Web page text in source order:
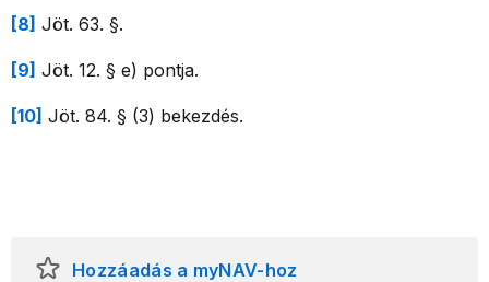
[8] Jöt. 63. §.
[9] Jöt. 12. § e) pontja.
[10] Jöt. 84. § (3) bekezdés.
Hozzáadás a myNAV-hoz